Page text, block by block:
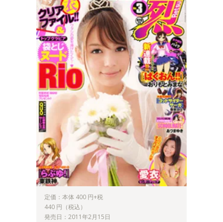
定価：本体 400 円+税
440 円（税込）
発売日：2011年2月15日